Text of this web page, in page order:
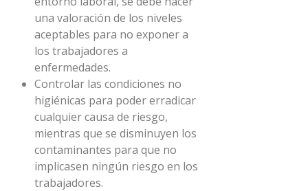
una valoración de los niveles
aceptables para no exponer a
los trabajadores a
enfermedades.
Controlar las condiciones no
higiénicas para poder erradicar
cualquier causa de riesgo,
mientras que se disminuyen los
contaminantes para que no
implicasen ningún riesgo en los
trabajadores.